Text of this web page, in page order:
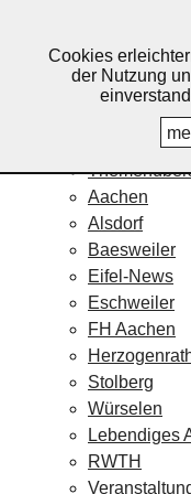
Home
Aachen
Alsdorf
Baesweiler
Eifel-News
Eschweiler
FH Aachen
Stolberg
Würselen
Lebendiges
RWTH
Cookies
der Nutzung